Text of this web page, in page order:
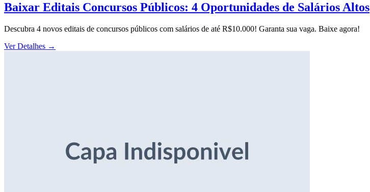
Baixar Editais Concursos Públicos: 4 Oportunidades de Salários Altos
Descubra 4 novos editais de concursos públicos com salários de até R$10.000! Garanta sua vaga. Baixe agora!
Ver Detalhes →